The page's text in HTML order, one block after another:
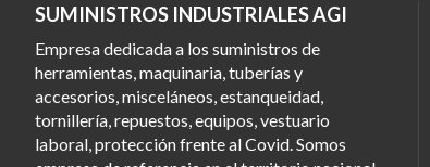
SUMINISTROS INDUSTRIALES AGI
Empresa dedicada a los suministros de
herramientas, maquinaria, tuberías y
accesorios, misceláneos, estanqueidad,
tornillería, repuestos, equipos, vestuario
laboral, protección frente al Covid. Somos